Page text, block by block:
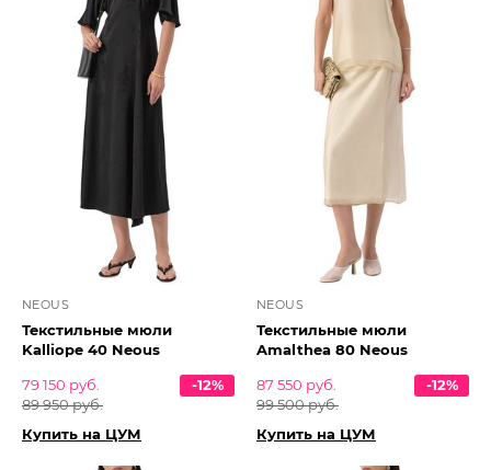
NEOUS
Текстильные мюли
Kalliope 40 Neous
79 150 руб.
89 950 руб.
-12%
Купить на ЦУМ
NEOUS
Текстильные мюли
Amalthea 80 Neous
87 550 руб.
99 500 руб.
-12%
Купить на ЦУМ